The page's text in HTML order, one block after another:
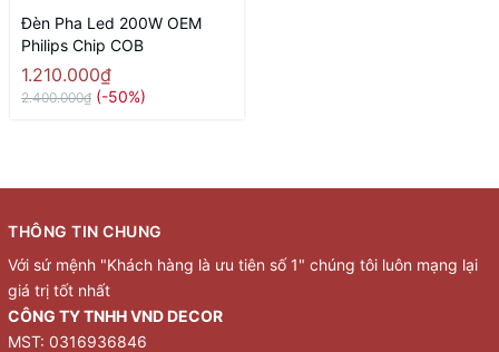
Đèn Pha Led 200W OEM
Philips Chip COB
1.210.000₫
2.400.000₫ (-50%)
THÔNG TIN CHUNG
Với sứ mệnh "Khách hàng là ưu tiên số 1" chúng tôi luôn mạng lại
giá trị tốt nhất
CÔNG TY TNHH VND DECOR
MST: 0316936846